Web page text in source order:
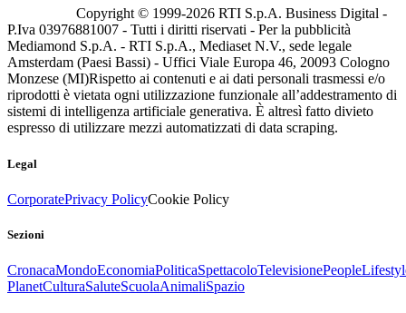
Copyright © 1999-2026 RTI S.p.A. Business Digital -
P.Iva 03976881007 - Tutti i diritti riservati - Per la pubblicità
Mediamond S.p.A. - RTI S.p.A., Mediaset N.V., sede legale
Amsterdam (Paesi Bassi) - Uffici Viale Europa 46, 20093 Cologno
Monzese (MI)Rispetto ai contenuti e ai dati personali trasmessi e/o
riprodotti è vietata ogni utilizzazione funzionale all’addestramento di
sistemi di intelligenza artificiale generativa. È altresì fatto divieto
espresso di utilizzare mezzi automatizzati di data scraping.
Legal
CorporatePrivacy PolicyCookie Policy
Sezioni
CronacaMondoEconomiaPoliticaSpettacoloTelevisionePeople
PlanetCulturaSaluteScuolaAnimaliSpazio